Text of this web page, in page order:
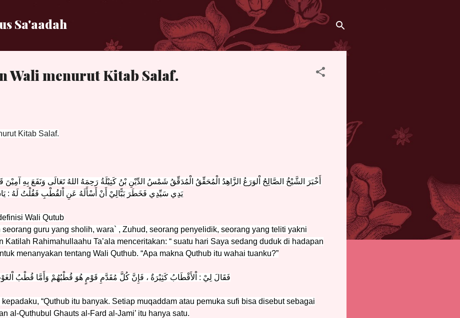
Sa'aadah
Wali menurut Kitab Salaf.
Kitab Salaf.
أَخْبَرَ الشَّيْخُ الصَّالِحُ اْلوَرَعُ الزَّاهِدُ الْمُحَقِّقُ الْمُدَقِّقُ شَمْسُ الدِّيْنِ بْنُ كَتِيْلَةُ رَحِمَهُ اللهُ تَعَالَى وَنَفَعَ بِهِ
يَدِي سَيِّدِي فَخَطَرَ بَبًّالِيْ أَنْ أَسْأَلَهُ عَنِ اْلقُطْبِ فَقُلْتُ لَهُ :
Wali Qutub
guru yang sholih, wara` , Zuhud, seorang penyelidik, seorang yang teliti yakni
Katilah Rahimahullaahu Ta’ala menceritakan: “ suatu hari Saya sedang duduk di hadapan
menanyakan tentang Wali Quthub. “Apa makna Quthub itu wahai tuanku?”
فَقَالَ لِيْ : اْلأَقْطَابُ كَثِيْرَةٌ ، فَإِنَّ كُلَّ مُقَدَّمِ قَوْمٍ هُوَ قُطْبُهُمْ وَأَمَّا قُطْبُ
“Quthub itu banyak. Setiap muqaddam atau pemuka sufi bisa disebut sebagai
al-Quthubul Ghauts al-Fard al-Jami’ itu hanya satu.